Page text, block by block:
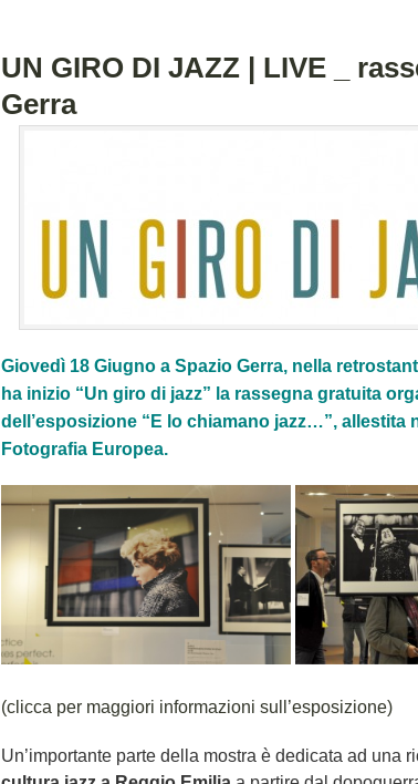
UN GIRO DI JAZZ | LIVE _
Gerra
Giovedì 18 Giugno a Spazio Gerra, nella
ha inizio “Un giro di jazz” la rassegna gratuita
dell’esposizione “E lo chiamano jazz…”, allestita
Fotografia Europea.
(clicca per maggiori informazioni sull’esposizione)
Un’importante parte della mostra è dedicata ad una